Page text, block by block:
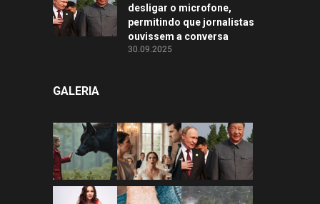
desligar o microfone,
permitindo que jornalistas
ouvissem a conversa
30.09.2025
GALERIA